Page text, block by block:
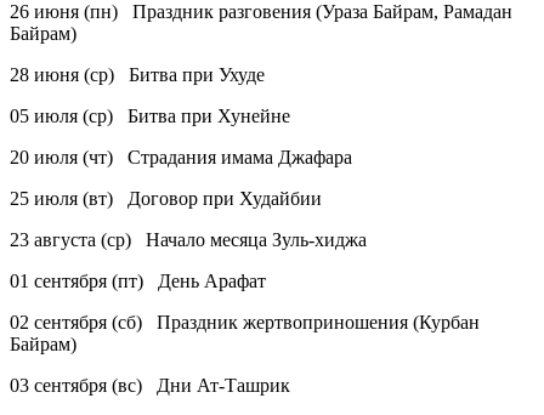
26 июня (пн) Праздник разговения (Ураза Байрам, Рамадан
Байрам)
28 июня (ср) Битва при Ухуде
05 июля (ср) Битва при Хунейне
20 июля (чт) Страдания имама Джафара
25 июля (вт) Договор при Худайбии
23 августа (ср) Начало месяца Зуль-хиджа
01 сентября (пт) День Арафат
02 сентября (сб) Праздник жертвоприношения (Курбан
Байрам)
03 сентября (вс) Дни Ат-Ташрик